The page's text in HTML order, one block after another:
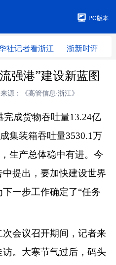
PC版本
社记者看浙江 浙新时评
强港”建设新蓝图
来源：《高管信息·浙江》
成货物吞吐量13.24亿
集装箱吞吐量3530.1万
生产总体稳中有进。今
提出，要加快建设世界
一步工作确定了“任务
会议召开期间，记者来
。大寒节气过后，码头